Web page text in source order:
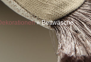
»Bettwäsche